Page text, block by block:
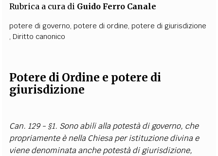
Rubrica a cura di Guido Ferro Canale
potere di governo, potere di ordine, potere di giurisdizione
, Diritto canonico
Potere di Ordine e potere di
giurisdizione
Can. 129 - §1. Sono abili alla potestà di governo, che
propriamente è nella Chiesa per istituzione divina e
viene denominata anche potestà di giurisdizione,